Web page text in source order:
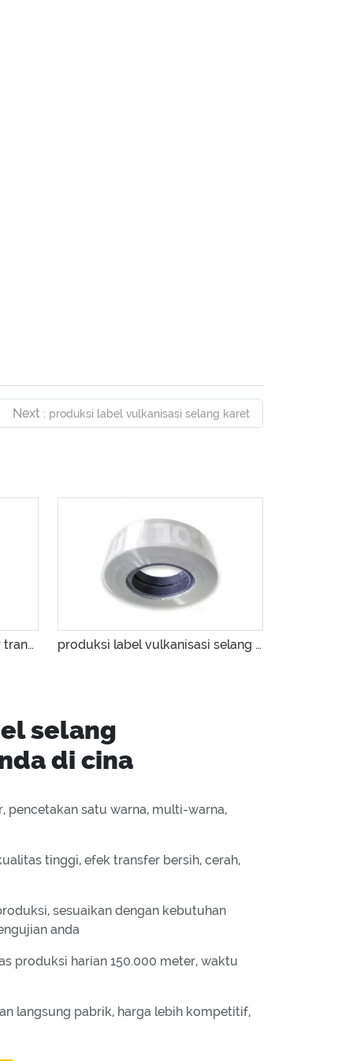
Next : produksi label vulkanisasi selang karet
label transfer strip vulkanisir transparan produksi label vulkanisasi selang karet
selang
di cina
pencetakan satu warna, multi-warna,
tinggi, efek transfer bersih, cerah,
sesuaikan dengan kebutuhan
anda
produksi harian 150.000 meter, waktu
langsung pabrik, harga lebih kompetitif,